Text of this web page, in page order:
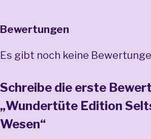
Bewertungen
Es gibt noch keine
Schreibe die erste
„Wundertüte Edition
Wesen“